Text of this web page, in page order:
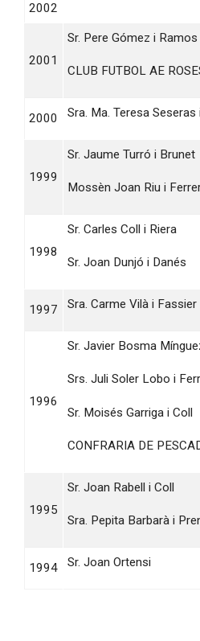
2002
2001
Sr. Pere Gómez i Ramos
CLUB FUTBOL AE
2000 Sra. Ma. Teresa Seseras
1999
Sr. Jaume Turró i Brunet
Mossèn Joan Riu i
1998
Sr. Carles Coll i Riera
Sr. Joan Dunjó i Danés
1997 Sra. Carme Vilà i Fassier
1996
Sr. Javier Bosma
Srs. Juli Soler Lobo i
Sr. Moisés Garriga i Coll
CONFRARIA DE
1995
Sr. Joan Rabell i Coll
Sra. Pepita Barbarà i
1994 Sr. Joan Ortensi